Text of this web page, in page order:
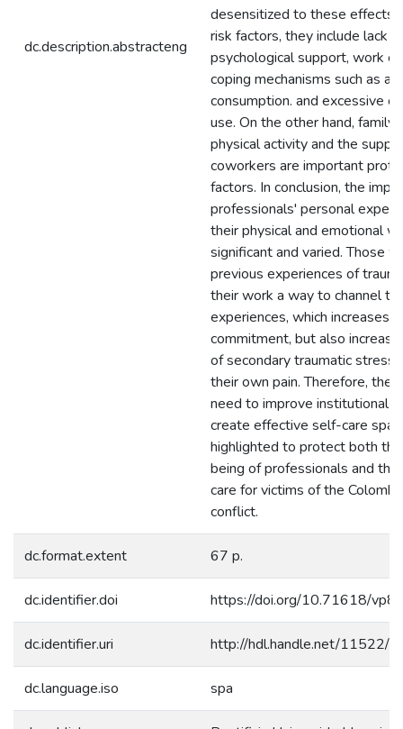
dc.description.abstracteng
desensitized to these effects.
risk factors, they include lack of
psychological support, work
coping mechanisms such as
consumption. and excessive
use. On the other hand, family
physical activity and the
coworkers are important
factors. In conclusion, the
professionals' personal
their physical and emotional
significant and varied. Those
previous experiences of
their work a way to channel
experiences, which increases
commitment, but also
of secondary traumatic stress
their own pain. Therefore, the
need to improve institutional
create effective self-care
highlighted to protect both
being of professionals and
care for victims of the
conflict.
dc.format.extent 67 p.
dc.identifier.doi https://doi.org/10.71618/
dc.identifier.uri http://hdl.handle.net/11522/
dc.language.iso spa